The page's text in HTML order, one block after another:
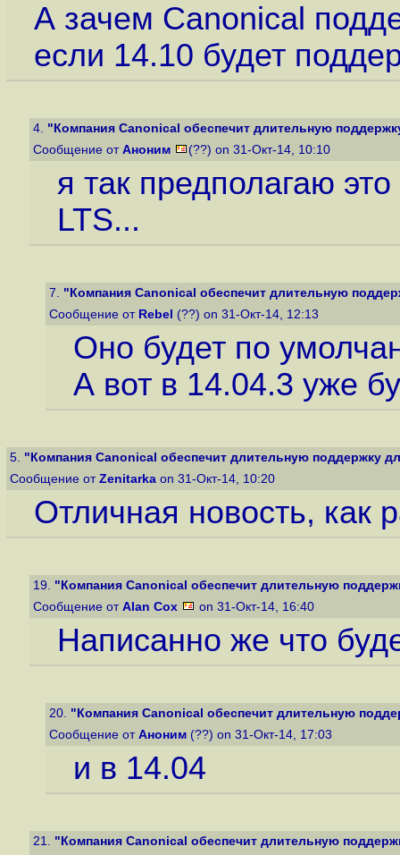
А зачем Canonical
если 14.10 будет
4. "Компания Canonical обеспечит длительную
Сообщение от Аноним (??) on 31-Окт-14, 10:10
я так предполагаю
LTS...
7. "Компания Canonical обеспечит длительную
Сообщение от Rebel (??) on 31-Окт-14, 12:13
Оно будет по
А вот в 14.04.3 уже
5. "Компания Canonical обеспечит длительную поддержку
Сообщение от Zenitarka on 31-Окт-14, 10:20
Отличная новость, как
19. "Компания Canonical обеспечит длительную
Сообщение от Alan Cox on 31-Окт-14, 16:40
Написанно же что
20. "Компания Canonical обеспечит длительную
Сообщение от Аноним (??) on 31-Окт-14, 17:03
и в 14.04
21. "Компания Canonical обеспечит длительную